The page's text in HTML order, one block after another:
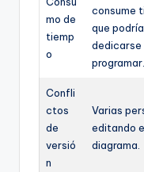
mo de
tiemp
o
consume
que podría
dedicarse
programar.
Confli
ctos
de
versió
n
Varias
editando
diagrama.